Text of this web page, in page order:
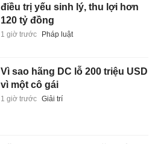
điều trị yếu sinh lý, thu lợi hơn
120 tỷ đồng
1 giờ trước Pháp luật
Vì sao hãng DC lỗ 200 triệu USD
vì một cô gái
1 giờ trước Giải trí